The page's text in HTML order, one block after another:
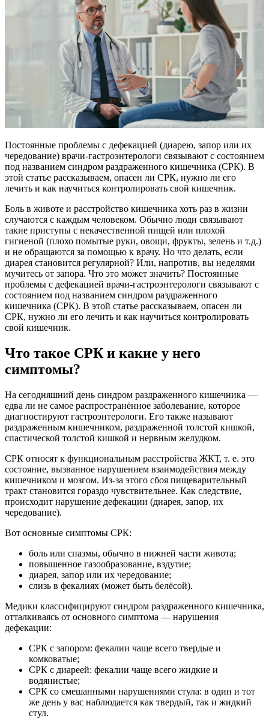
Постоянные проблемы с дефекацией (диарею, запор или их
чередование) врачи-гастроэнтерологи связывают с состоянием
под названием синдром раздраженного кишечника (СРК). В
этой статье рассказываем, опасен ли СРК, нужно ли его
лечить и как научиться контролировать свой кишечник.
Боль в животе и расстройство кишечника хоть раз в жизни
случаются с каждым человеком. Обычно люди связывают
такие приступы с некачественной пищей или плохой
гигиеной (плохо помытые руки, овощи, фрукты, зелень и т.д.)
и не обращаются за помощью к врачу. Но что делать, если
диарея становится регулярной? Или, напротив, вы неделями
мучитесь от запора. Что это может значить? Постоянные
проблемы с дефекацией врачи-гастроэнтерологи связывают с
состоянием под названием синдром раздраженного
кишечника (СРК). В этой статье рассказываем, опасен ли
СРК, нужно ли его лечить и как научиться контролировать
свой кишечник.
Что такое СРК и какие у него
симптомы?
На сегодняшний день синдром раздраженного кишечника —
едва ли не самое распространённое заболевание, которое
диагностируют гастроэнтерологи. Его также называют
раздраженным кишечником, раздраженной толстой кишкой,
спастической толстой кишкой и нервным желудком.
СРК относят к функциональным расстройства ЖКТ, т. е. это
состояние, вызванное нарушением взаимодействия между
кишечником и мозгом. Из-за этого сбоя пищеварительный
тракт становится гораздо чувствительнее. Как следствие,
происходит нарушение дефекации (диарея, запор, их
чередование).
Вот основные симптомы СРК:
боль или спазмы, обычно в нижней части живота;
повышенное газообразование, вздутие;
диарея, запор или их чередование;
слизь в фекалиях (может быть белёсой).
Медики классифицируют синдром раздраженного кишечника,
отталкиваясь от основного симптома — нарушения
дефекации:
СРК с запором: фекалии чаще всего твердые и
комковатые;
СРК с диареей: фекалии чаще всего жидкие и
водянистые;
СРК со смешанными нарушениями стула: в один и тот
же день у вас наблюдается как твердый, так и жидкий
стул.